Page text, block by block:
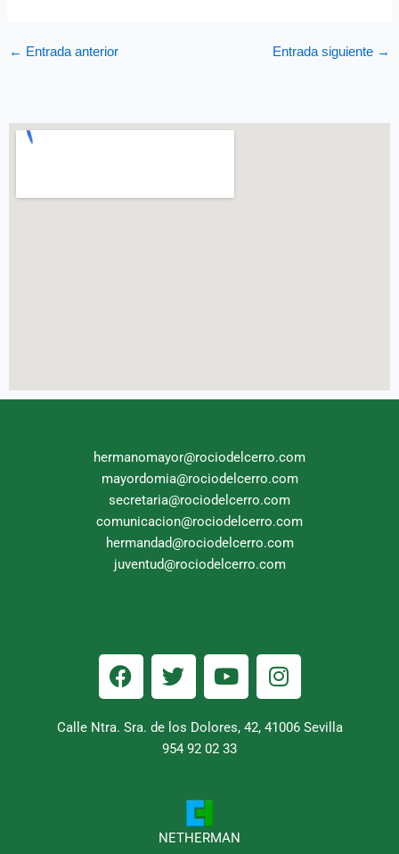
← Entrada anterior Entrada siguiente →
hermanomayor@rociodelcerro.com
mayordomia@rociodelcerro.com
secretaria@rociodelcerro.com
comunicacion@rociodelcerro.com
hermandad@rociodelcerro.com
juventud@rociodelcerro.com
F
a
e
T
w
t
t
Y
o
t
u
I
n
t
Calle Ntra. Sra. de los Dolores, 42, 41006 Sevilla
954 92 02 33
NETHERMAN